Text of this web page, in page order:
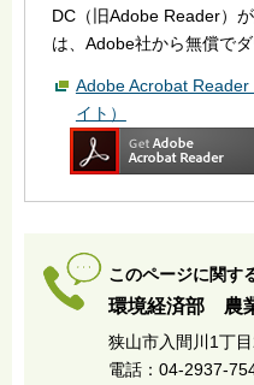
DC（旧Adobe Reader）
は、Adobe社から無償で
Adobe Acrobat
イト）
このページに関す
環境経済部 農
狭山市入間川1丁
電話：04-2937-